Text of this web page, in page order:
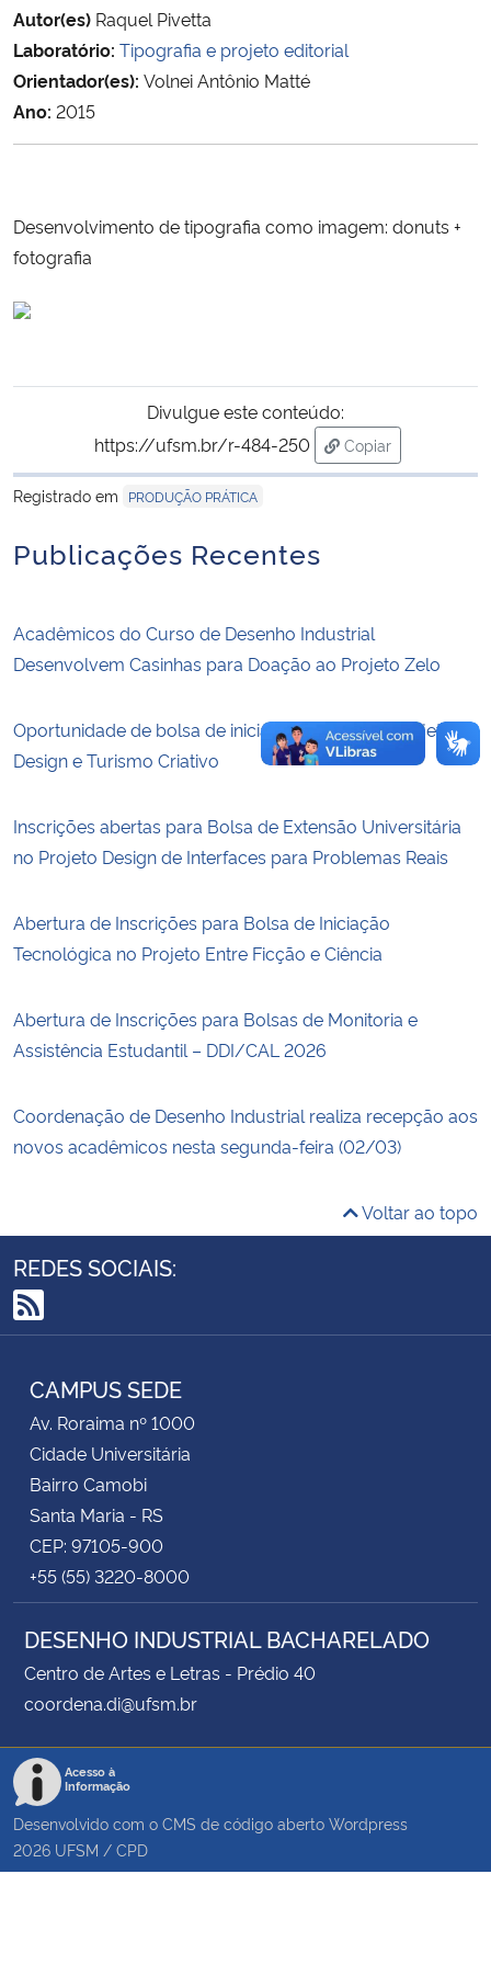
Ministério da Cidadania
Ministério da Saúde
Ministério do Meio Ambiente
Ministério do Turismo
Controladoria-Geral da União
Ministério da Mulher, da Família e dos Direitos Humanos
Secretaria-Geral
Gabinete de Segurança Institucional
Banco Central do Brasil
Planalto
Autor(es) Raquel Pivetta
Laboratório: Tipografia e projeto editorial
Orientador(es): Volnei Antônio Matté
Ano: 2015
Desenvolvimento de tipografia como imagem: donuts +
fotografia
Divulgue este conteúdo:
https://ufsm.br/r-484-250
Copiar
para área de
Registrado em
PRODUÇÃO PRÁTICA
Publicações Recentes
Acadêmicos do Curso de Desenho Industrial
Desenvolvem Casinhas para Doação ao Projeto Zelo
Oportunidade de bolsa de iniciação científica – Projeto
Design e Turismo Criativo
Inscrições abertas para Bolsa de Extensão Universitária
no Projeto Design de Interfaces para Problemas Reais
Abertura de Inscrições para Bolsa de Iniciação
Tecnológica no Projeto Entre Ficção e Ciência
Abertura de Inscrições para Bolsas de Monitoria e
Assistência Estudantil – DDI/CAL 2026
Coordenação de Desenho Industrial realiza recepção aos
novos acadêmicos nesta segunda-feira (02/03)
Voltar ao topo
REDES SOCIAIS:
RSS
CAMPUS SEDE
Av. Roraima nº 1000
Cidade Universitária
Bairro Camobi
Santa Maria - RS
CEP: 97105-900
+55 (55) 3220-8000
DESENHO INDUSTRIAL BACHARELADO
Centro de Artes e Letras - Prédio 40
coordena.di@ufsm.br
Acesso à
Informação
Desenvolvido com o CMS de código aberto Wordpress
2026 UFSM / CPD